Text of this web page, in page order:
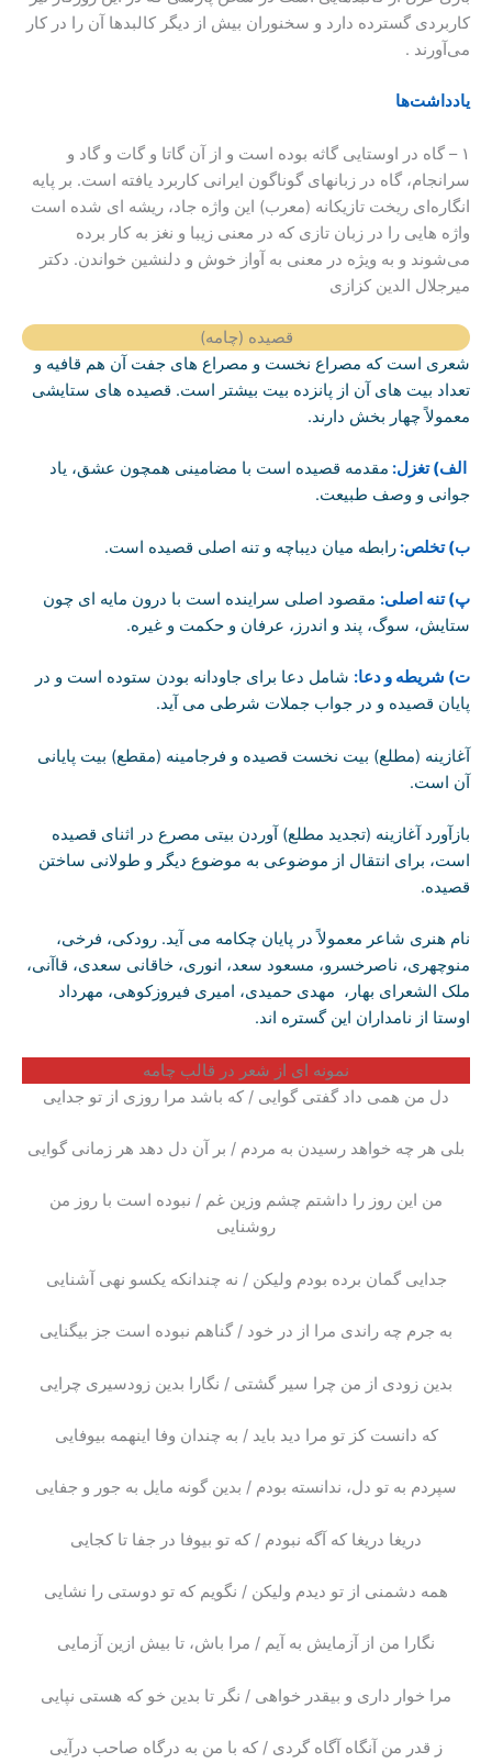
کاربردی گسترده دارد و سخنوران بیش از دیگر کالبدها آن را در کار
می‌آورند .
یادداشت‌ها
۱ – گاه در اوستایی گاثه بوده است و از آن گاتا و گات و گاد و
سرانجام، گاه در زبانهای گوناگون ایرانی کاربرد یافته است. بر پایه
انگاره‌ای ریخت تازیکانه (معرب) این واژه جاد، ریشه ای شده است
واژه هایی را در زبان تازی که در معنی زیبا و نغز به کار برده
می‌شوند و به ویژه در معنی به آواز خوش و دلنشین خواندن. دکتر
میرجلال الدین کزازی
قصیده (چامه)
شعری است که مصراع نخست و مصراع های جفت آن هم قافیه و
تعداد بیت های آن از پانزده بیت بیشتر است. قصیده های ستایشی
معمولاً چهار بخش دارند.
الف) تغزل: مقدمه قصیده است با مضامینی همچون عشق، یاد
جوانی و وصف طبیعت.
ب) تخلص: رابطه میان دیباچه و تنه اصلی قصیده است.
پ) تنه اصلی: مقصود اصلی سراینده است با درون مایه ای چون
ستایش، سوگ، پند و اندرز، عرفان و حکمت و غیره.
ت) شریطه و دعا: شامل دعا برای جاودانه بودن ستوده است و در
پایان قصیده و در جواب جملات شرطی می آید.
آغازینه (مطلع) بیت نخست قصیده و فرجامینه (مقطع) بیت پایانی
آن است.
بازآورد آغازینه (تجدید مطلع) آوردن بیتی مصرع در اثنای قصیده
است، برای انتقال از موضوعی به موضوع دیگر و طولانی ساختن
قصیده.
نام هنری شاعر معمولاً در پایان چکامه می آید. رودکی، فرخی،
منوچهری، ناصرخسرو، مسعود سعد، انوری، خاقانی سعدی، قاآنی،
ملک الشعرای بهار، مهدی حمیدی، امیری فیروزکوهی، مهرداد
اوستا از نامداران این گستره اند.
نمونه ای از شعر در قالب چامه
دل من همی داد گفتی گوایی / که باشد مرا روزی از تو جدایی
بلی هر چه خواهد رسیدن به مردم / بر آن دل دهد هر زمانی گوایی
من این روز را داشتم چشم وزین غم / نبوده‌ است با روز من
روشنایی
جدایی گمان برده بودم ولیکن / نه چندانکه یکسو نهی آشنایی
به جرم چه راندی مرا از در خود / گناهم نبوده‌ است جز بیگنایی
بدین زودی از من چرا سیر گشتی / نگارا بدین زودسیری چرایی
که دانست کز تو مرا دید باید / به چندان وفا اینهمه بیوفایی
سپردم به تو دل، ندانسته بودم / بدین گونه مایل به جور و جفایی
دریغا دریغا که آگه نبودم / که تو بیوفا در جفا تا کجایی
همه دشمنی از تو دیدم ولیکن / نگویم که تو دوستی را نشایی
نگارا من از آزمایش به آیم / مرا باش، تا بیش ازین آزمایی
مرا خوار داری و بیقدر خواهی / نگر تا بدین خو که هستی نپایی
ز قدر من آنگاه آگاه گردی / که با من به درگاه صاحب درآیی